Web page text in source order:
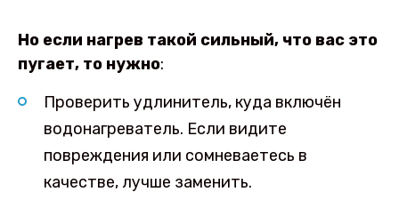
Но если нагрев такой сильный, что вас это
пугает, то нужно:
Проверить удлинитель, куда включён
водонагреватель. Если видите
повреждения или сомневаетесь в
качестве, лучше заменить.